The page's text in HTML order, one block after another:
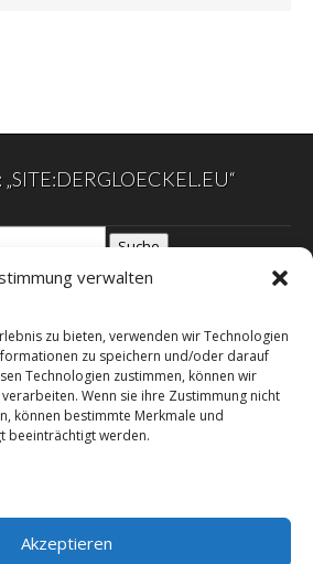
verwalten
zu bieten, verwenden wir Technologien
zu speichern und/oder darauf
Technologien zustimmen, können wir
Wenn sie ihre Zustimmung nicht
können bestimmte Merkmale und
beeinträchtigt werden.
Akzeptieren
Suche
– Copyright